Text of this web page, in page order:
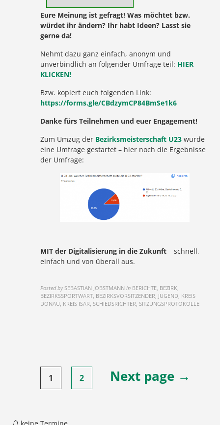
Eure Meinung ist gefragt! Was möchtet bzw.
würdet ihr ändern? Ihr habt Ideen? Lasst sie
gerne da!
Nehmt dazu ganz einfach, anonym und
unverbindlich an folgender Umfrage teil: HIER
KLICKEN!
Bzw. kopiert euch folgenden Link:
https://forms.gle/CBdzymCP84BmSe1k6
Danke fürs Teilnehmen und euer Engagement!
Zum Umzug der Bezirksmeisterschaft U23 wurde
eine Umfrage gestartet – hier noch die Ergebnisse
der Umfrage:
MIT der Digitalisierung in die Zukunft– schnell,
einfach und von überall aus.
Posted by SEBASTIAN JOBSTMANN in BERICHTE, BEZIRK,
BEZIRKSSPORTWART, BEZIRKSVORSITZENDER, JUGEND, KREIS
DONAU, KREIS ISAR, SCHIEDSRICHTER, SITZUNGSPROTOKOLLE
Seitennummerierung
der
1 2 Next page →